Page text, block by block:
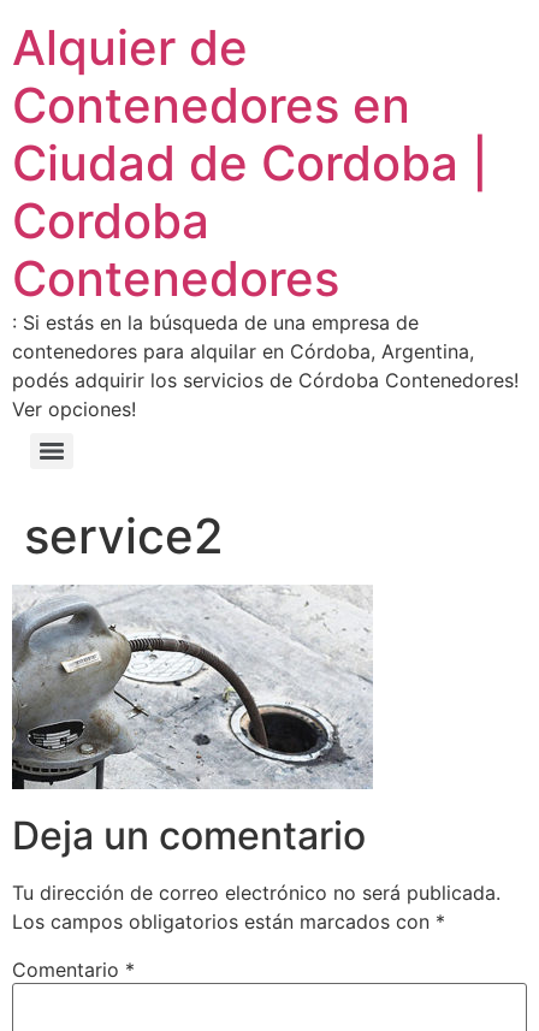
Alquier de
Contenedores en
Ciudad de Cordoba |
Cordoba
Contenedores
: Si estás en la búsqueda de una empresa de
contenedores para alquilar en Córdoba, Argentina,
podés adquirir los servicios de Córdoba Contenedores!
Ver opciones!
service2
Deja un comentario
Tu dirección de correo electrónico no será publicada.
Los campos obligatorios están marcados con *
Comentario *